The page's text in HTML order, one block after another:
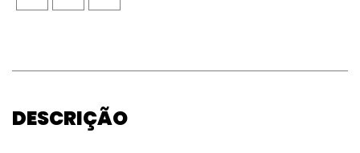
FacebookTwitterGoogle+
DESCRIÇÃO